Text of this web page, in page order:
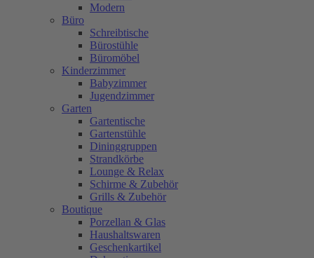
Modern
Büro
Schreibtische
Bürostühle
Büromöbel
Kinderzimmer
Babyzimmer
Jugendzimmer
Garten
Gartentische
Gartenstühle
Dininggruppen
Strandkörbe
Lounge & Relax
Schirme & Zubehör
Grills & Zubehör
Boutique
Porzellan & Glas
Haushaltswaren
Geschenkartikel